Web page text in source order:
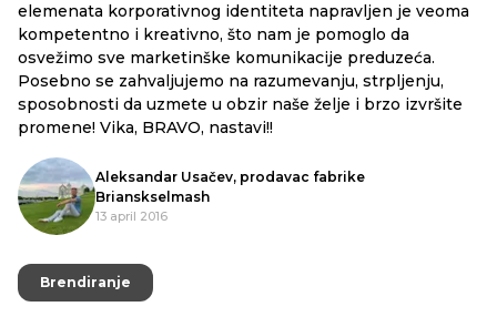
elemenata korporativnog identiteta napravljen je veoma
kompetentno i kreativno, što nam je pomoglo da
osvežimo sve marketinške komunikacije preduzeća.
Posebno se zahvaljujemo na razumevanju, strpljenju,
sposobnosti da uzmete u obzir naše želje i brzo izvršite
promene! Vika, BRAVO, nastavi!!
Aleksandar Usačev, prodavac fabrike
Brianskselmash
13 april 2016
Brendiranje
Brendiranje